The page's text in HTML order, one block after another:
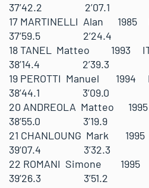
37’42.2 2’07.1
17 MARTINELLI Alan
37’59.5 2’24.4
18 TANEL Matteo
38’14.4 2’39.3
19 PEROTTI Manuel
38’44.1 3’09.0
20 ANDREOLA
38’55.0 3’19.9
21 CHANLOUNG
39’07.4 3’32.3
22 ROMANI Simone
39’26.3 3’51.2